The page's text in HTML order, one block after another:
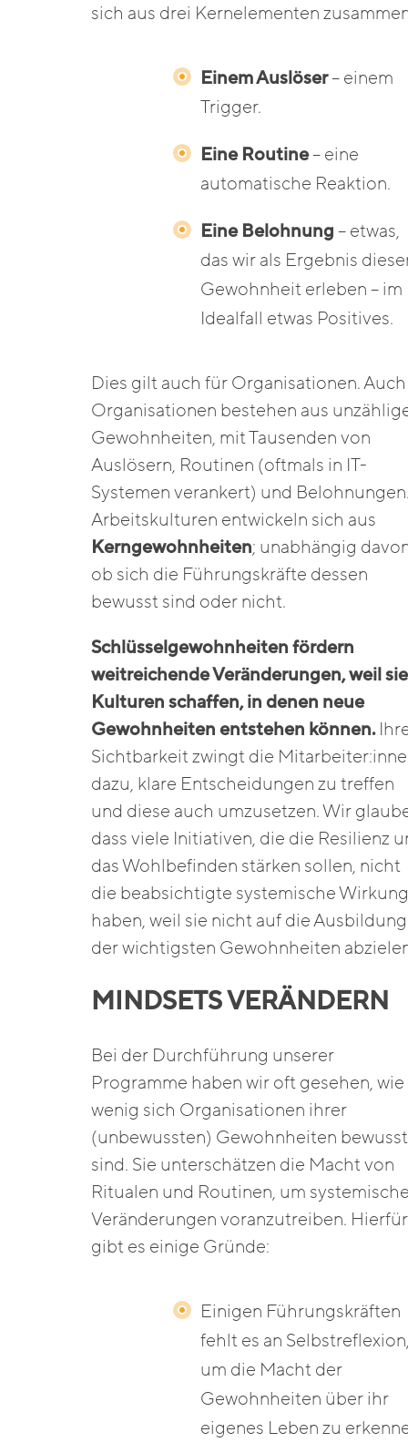
sich aus drei Kernelementen
Einem Auslöser– einem
Trigger.
Eine Routine– eine
automatische Reaktion.
Eine Belohnung– etwas,
das wir als Ergebnis
Gewohnheit erleben – im
Idealfall etwas Positives.
Dies gilt auch für Organisationen. Auch
Organisationen bestehen aus
Gewohnheiten, mit Tausenden von
Auslösern, Routinen (oftmals in IT-
Systemen verankert) und
Arbeitskulturen entwickeln sich aus
Kerngewohnheiten; unabhängig
ob sich die Führungskräfte dessen
bewusst sind oder nicht.
Schlüsselgewohnheiten fördern
weitreichende Veränderungen, weil sie
Kulturen schaffen, in denen neue
Gewohnheiten entstehen können.
Sichtbarkeit zwingt die
dazu, klare Entscheidungen zu treffen
und diese auch umzusetzen. Wir
dass viele Initiativen, die die Resilienz
das Wohlbefinden stärken sollen, nicht
die beabsichtigte systemische Wirkung
haben, weil sie nicht auf die Ausbildung
der wichtigsten Gewohnheiten
MINDSETS VERÄNDERN
Bei der Durchführung unserer
Programme haben wir oft gesehen, wie
wenig sich Organisationen ihrer
(unbewussten) Gewohnheiten bewusst
sind. Sie unterschätzen die Macht von
Ritualen und Routinen, um
Veränderungen voranzutreiben. Hierfür
gibt es einige Gründe:
Einigen Führungskräften
fehlt es an
um die Macht der
Gewohnheiten über ihr
eigenes Leben zu